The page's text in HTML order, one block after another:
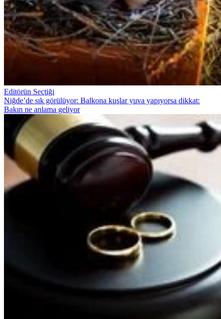
Editörün Seçtiği
Niğde’de sık görülüyor: Balkona kuşlar yuva yapıyorsa dikkat:
Bakın ne anlama geliyor